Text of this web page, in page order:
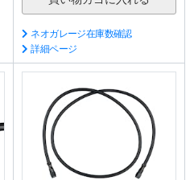
ネオガレージ在庫数確認
詳細ページ